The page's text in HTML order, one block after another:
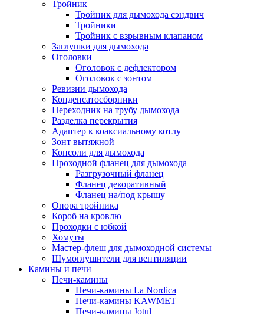
Тройник
Тройник для дымохода сэндвич
Тройники
Тройник с взрывным клапаном
Заглушки для дымохода
Оголовки
Оголовок с дефлектором
Оголовок с зонтом
Ревизии дымохода
Конденсатосборники
Переходник на трубу дымохода
Разделка перекрытия
Адаптер к коаксиальному котлу
Зонт вытяжной
Консоли для дымохода
Проходной фланец для дымохода
Разгрузочный фланец
Фланец декоративный
Фланец на/под крышу
Опора тройника
Короб на кровлю
Проходки с юбкой
Хомуты
Мастер-флеш для дымоходной системы
Шумоглушители для вентиляции
Камины и печи
Печи-камины
Печи-камины La Nordica
Печи-камины KAWMET
Печи-камины Jotul